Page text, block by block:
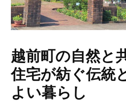
越前町の自然と
住宅が紡ぐ伝統
よい暮らし